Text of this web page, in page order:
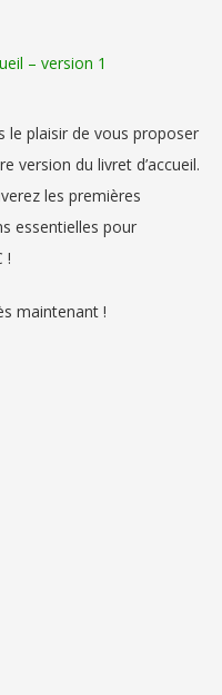
– version 1
le plaisir de vous proposer
version du livret d’accueil.
les premières
essentielles pour
!
maintenant !